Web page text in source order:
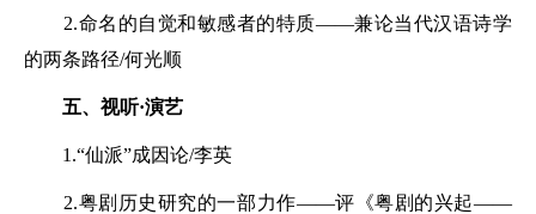
2.命名的自觉和敏感者的特质——兼论当代汉语诗学
的两条路径/何光顺
五、视听·演艺
1.“仙派”成因论/李英
2.粤剧历史研究的一部力作——评《粤剧的兴起——